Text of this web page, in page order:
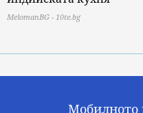
MelomanBG - 10te.bg
Мобилното